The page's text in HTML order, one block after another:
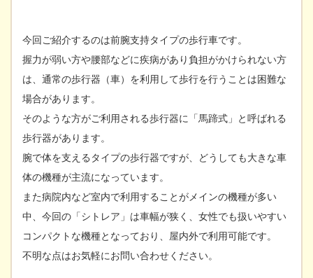
今回ご紹介するのは前腕支持タイプの歩行車です。
握力が弱い方や腰部などに疾病があり負担がかけられない方
は、通常の歩行器（車）を利用して歩行を行うことは困難な
場合があります。
そのような方がご利用される歩行器に「馬蹄式」と呼ばれる
歩行器があります。
腕で体を支えるタイプの歩行器ですが、どうしても大きな車
体の機種が主流になっています。
また病院内など室内で利用することがメインの機種が多い
中、今回の「シトレア」は車幅が狭く、女性でも扱いやすい
コンパクトな機種となっており、屋内外で利用可能です。
不明な点はお気軽にお問い合わせください。